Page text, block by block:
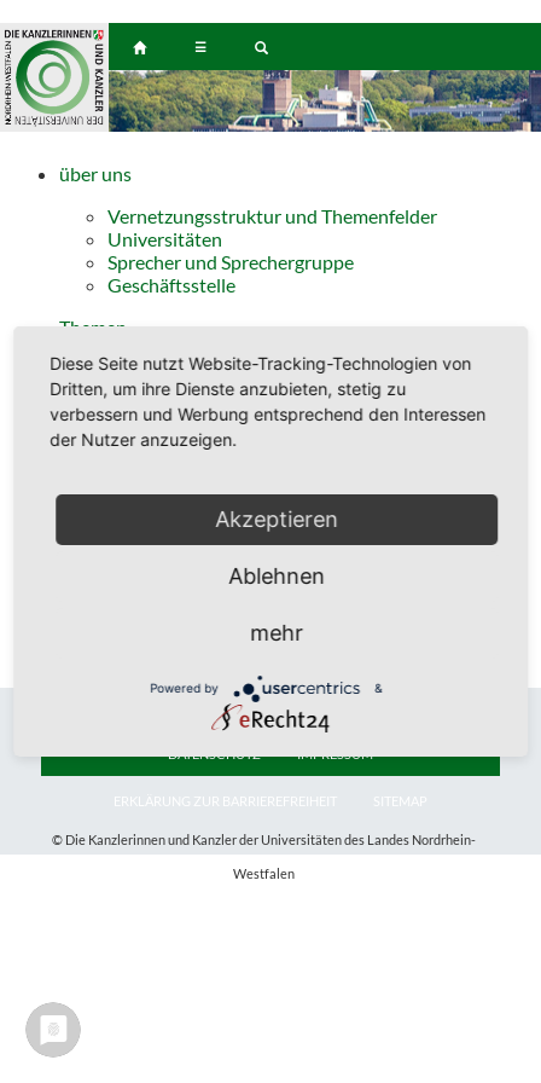
☰
über uns
Vernetzungsstruktur und Themenfelder
Universitäten
Sprecher und Sprechergruppe
Geschäftsstelle
Themen
Finanzen
Personal
Infrastruktur
Recht/Organisation/Planung
DATENSCHUTZ IMPRESSUM
ERKLÄRUNG ZUR BARRIEREFREIHEIT SITEMAP
© Die Kanzlerinnen und Kanzler der Universitäten des Landes Nordrhein-
Westfalen
Diese Seite nutzt Website-Tracking-Technologien von
Dritten, um ihre Dienste anzubieten, stetig zu
verbessern und Werbung entsprechend den Interessen
der Nutzer anzuzeigen.
Akzeptieren
Ablehnen
mehr
Powered by &